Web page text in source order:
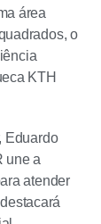
área
o
KTH
Eduardo
une a
atender